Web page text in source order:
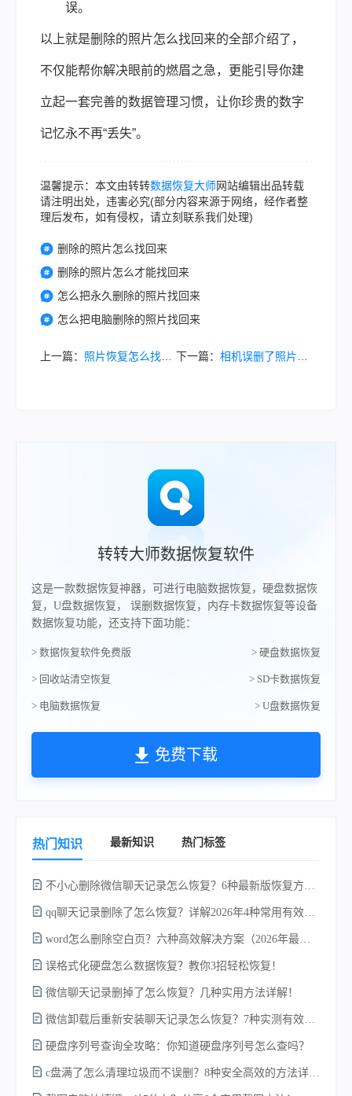
误。
以上就是删除的照片怎么找回来的全部介绍了，
不仅能帮你解决眼前的燃眉之急，更能引导你建
立起一套完善的数据管理习惯，让你珍贵的数字
记忆永不再“丢失”。
温馨提示：本文由转转数据恢复大师网站编辑出品转载
请注明出处，违害必究(部分内容来源于网络，经作者整
理后发布，如有侵权，请立刻联系我们处理)
删除的照片怎么找回来
删除的照片怎么才能找回来
怎么把永久删除的照片找回来
怎么把电脑删除的照片找回来
上一篇： 照片恢复怎么找回永久删掉的照片？7种实用方法详解！ 下一篇： 相机误删了照片怎么恢复？3个实用方法帮你快速找回珍贵回忆！
转转大师数据恢复软件
这是一款数据恢复神器，可进行电脑数据恢复，硬盘数据恢
复，U盘数据恢复， 误删数据恢复，内存卡数据恢复等设备
数据恢复功能，还支持下面功能：
> 数据恢复软件免费版 > 硬盘数据恢复
> 回收站清空恢复 > SD卡数据恢复
> 电脑数据恢复 > U盘数据恢复
免费下载
热门知识 最新知识 热门标签
不小心删除微信聊天记录怎么恢复？6种最新版恢复方法对比，选对方案找回率提升80%！
qq聊天记录删除了怎么恢复？详解2026年4种常用有效的方法（支持.db数据库提取）
word怎么删除空白页？六种高效解决方案（2026年最新实操指南）！
误格式化硬盘怎么数据恢复？教你3招轻松恢复！
微信聊天记录删掉了怎么恢复？几种实用方法详解！
微信卸载后重新安装聊天记录怎么恢复？7种实测有效的恢复方案详解！
硬盘序列号查询全攻略：你知道硬盘序列号怎么查吗？
c盘满了怎么清理垃圾而不误删？8种安全高效的方法详解+误删恢复指南！